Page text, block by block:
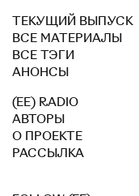
ТЕКУЩИЙ ВЫПУСК
ВСЕ МАТЕРИАЛЫ
ВСЕ ТЭГИ
АНОНСЫ
(EE) RADIO
АВТОРЫ
О ПРОЕКТЕ
РАССЫЛКА